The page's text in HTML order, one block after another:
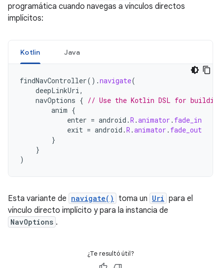
programática cuando navegas a vínculos directos
implícitos:
Kotlin Java
findNavController().navigate(
deepLinkUri,
navOptions { // Use the Kotlin DSL for building
anim {
enter = android .R .animator . fade_in
exit = android .R .animator . fade_out
}
}
)
Esta variante de navigate() toma un Uri para el
vínculo directo implícito y para la instancia de
NavOptions .
¿Te resultó útil?